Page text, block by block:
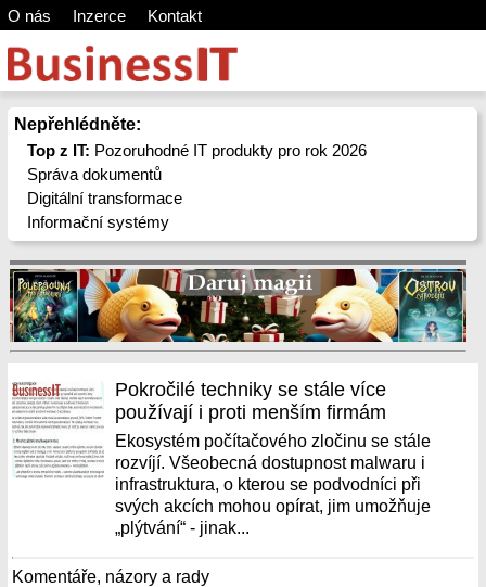
O nás Inzerce Kontakt
Nepřehlédněte:
Top z IT: Pozoruhodné IT produkty pro rok 2026
Správa dokumentů
Digitální transformace
Informační systémy
Pokročilé techniky se stále více
používají i proti menším firmám
Ekosystém počítačového zločinu se stále
rozvíjí. Všeobecná dostupnost malwaru i
infrastruktura, o kterou se podvodníci při
svých akcích mohou opírat, jim umožňuje
„plýtvání“ - jinak...
Komentáře, názory a rady